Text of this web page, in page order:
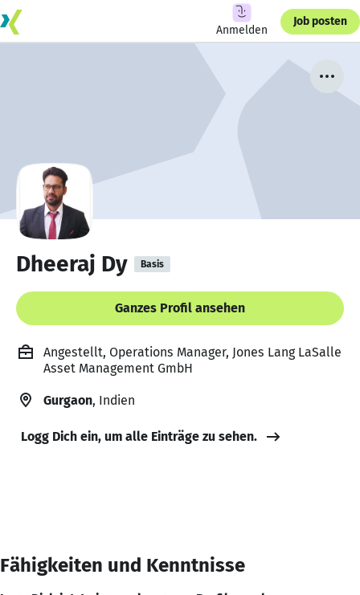
Anmelden
Job posten
Dheeraj Dy Basis
Ganzes Profil ansehen
Angestellt, Operations Manager, Jones Lang LaSalle
Asset Management GmbH
Gurgaon, Indien
Logg Dich ein, um alle Einträge zu sehen.
Fähigkeiten und Kenntnisse